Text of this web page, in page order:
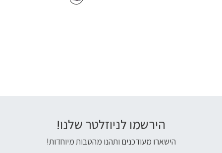
הירשמו לניוזלטר שלנו!
הישארו מעודכנים ותהנו מהטבות מיוחדות!